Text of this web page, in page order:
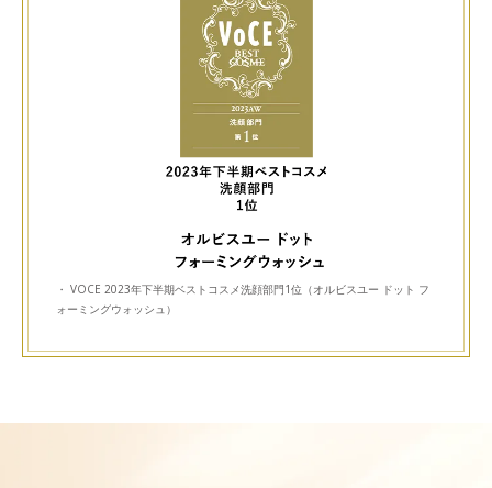
・ VOCE 2023年下半期ベストコスメ洗顔部門1位（オルビスユー ドット フ
ォーミングウォッシュ）